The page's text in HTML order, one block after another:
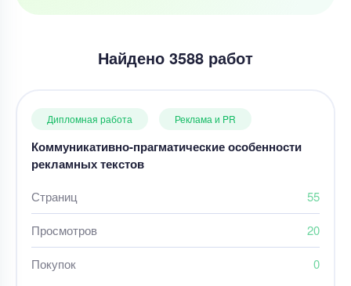
Найдено 3588 работ
Дипломная работа Реклама и PR
Коммуникативно-прагматические особенности
рекламных текстов
Страниц 55
Просмотров 20
Покупок 0